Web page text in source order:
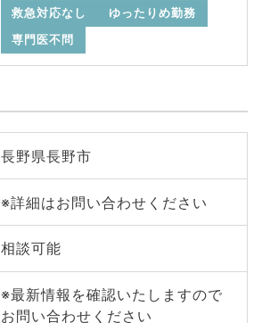
救急対応なし
ゆったりめ勤務
専門医不問
長野県長野市
※詳細はお問い合わせください
相談可能
※最新情報を確認いたしますので
お問い合わせください